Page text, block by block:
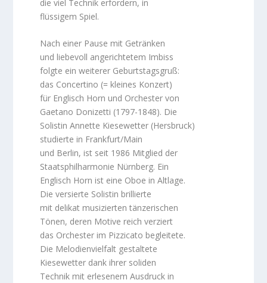
die viel Technik erfordern, in
flüssigem Spiel.
Nach einer Pause mit Getränken
und liebevoll angerichtetem Imbiss
folgte ein weiterer Geburtstagsgruß:
das Concertino (= kleines Konzert)
für Englisch Horn und Orchester von
Gaetano Donizetti (1797-1848). Die
Solistin Annette Kiesewetter (Hersbruck)
studierte in Frankfurt/Main
und Berlin, ist seit 1986 Mitglied der
Staatsphilharmonie Nürnberg. Ein
Englisch Horn ist eine Oboe in Altlage.
Die versierte Solistin brillierte
mit delikat musizierten tänzerischen
Tönen, deren Motive reich verziert
das Orchester im Pizzicato begleitete.
Die Melodienvielfalt gestaltete
Kiesewetter dank ihrer soliden
Technik mit erlesenem Ausdruck in